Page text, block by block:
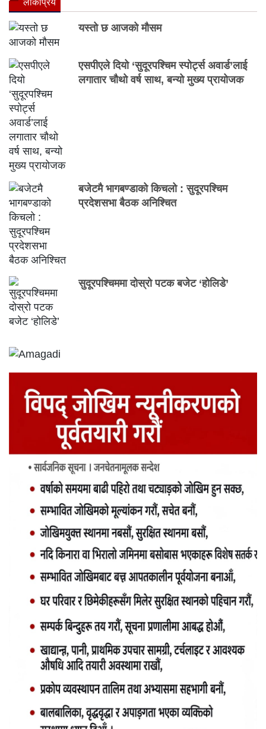
यस्तो छ आजको मौसम
एसपीएले दियो ‘सुदूरपश्चिम स्पोर्ट्स अवार्ड’लाई
लगातार चौथो वर्ष साथ, बन्यो मुख्य प्रायोजक
बजेटमै भागबण्डाको किचलो : सुदूरपश्चिम
प्रदेशसभा बैठक अनिश्चित
सुदूरपश्चिममा दोस्रो पटक बजेट ‘होलिडे’